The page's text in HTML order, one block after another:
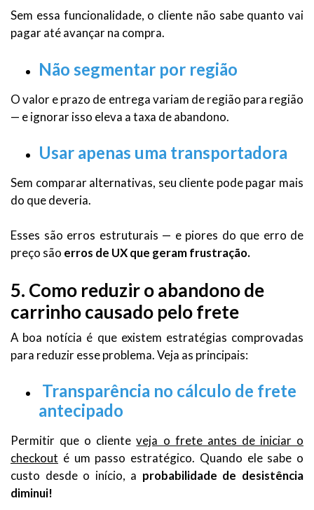
Sem essa funcionalidade, o cliente não sabe quanto vai
pagar até avançar na compra.
Não segmentar por região
O valor e prazo de entrega variam de região para região
— e ignorar isso eleva a taxa de abandono.
Usar apenas uma transportadora
Sem comparar alternativas, seu cliente pode pagar mais
do que deveria.
Esses são erros estruturais — e piores do que erro de
preço são erros de UX que geram frustração.
5. Como reduzir o abandono de
carrinho causado pelo frete
A boa notícia é que existem estratégias comprovadas
para reduzir esse problema. Veja as principais:
Transparência no cálculo de frete
antecipado
Permitir que o clienteveja o frete antes de iniciar o
checkout é um passo estratégico. Quando ele sabe o
custo desde o início, a probabilidade de desistência
diminui!